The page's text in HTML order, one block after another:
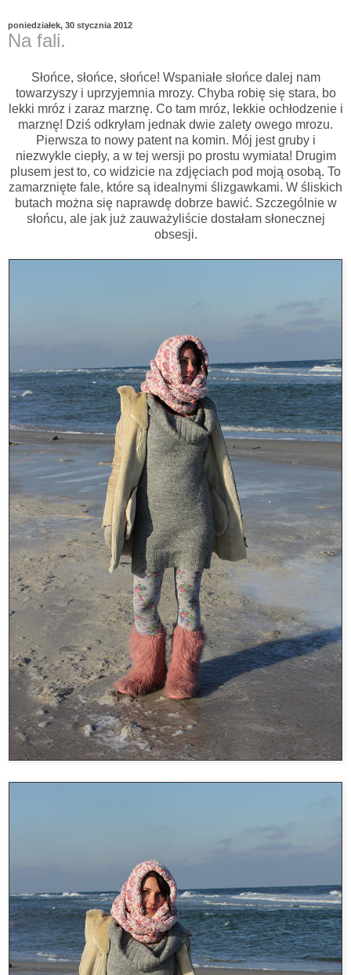
poniedziałek, 30 stycznia 2012
Na fali.
Słońce, słońce, słońce! Wspaniałe słońce dalej nam
towarzyszy i uprzyjemnia mrozy. Chyba robię się stara, bo
lekki mróz i zaraz marznę. Co tam mróz, lekkie ochłodzenie i
marznę! Dziś odkryłam jednak dwie zalety owego mrozu.
Pierwsza to nowy patent na komin. Mój jest gruby i
niezwykle ciepły, a w tej wersji po prostu wymiata! Drugim
plusem jest to, co widzicie na zdjęciach pod moją osobą. To
zamarznięte fale, które są idealnymi ślizgawkami. W śliskich
butach można się naprawdę dobrze bawić. Szczególnie w
słońcu, ale jak już zauważyliście dostałam słonecznej
obsesji.